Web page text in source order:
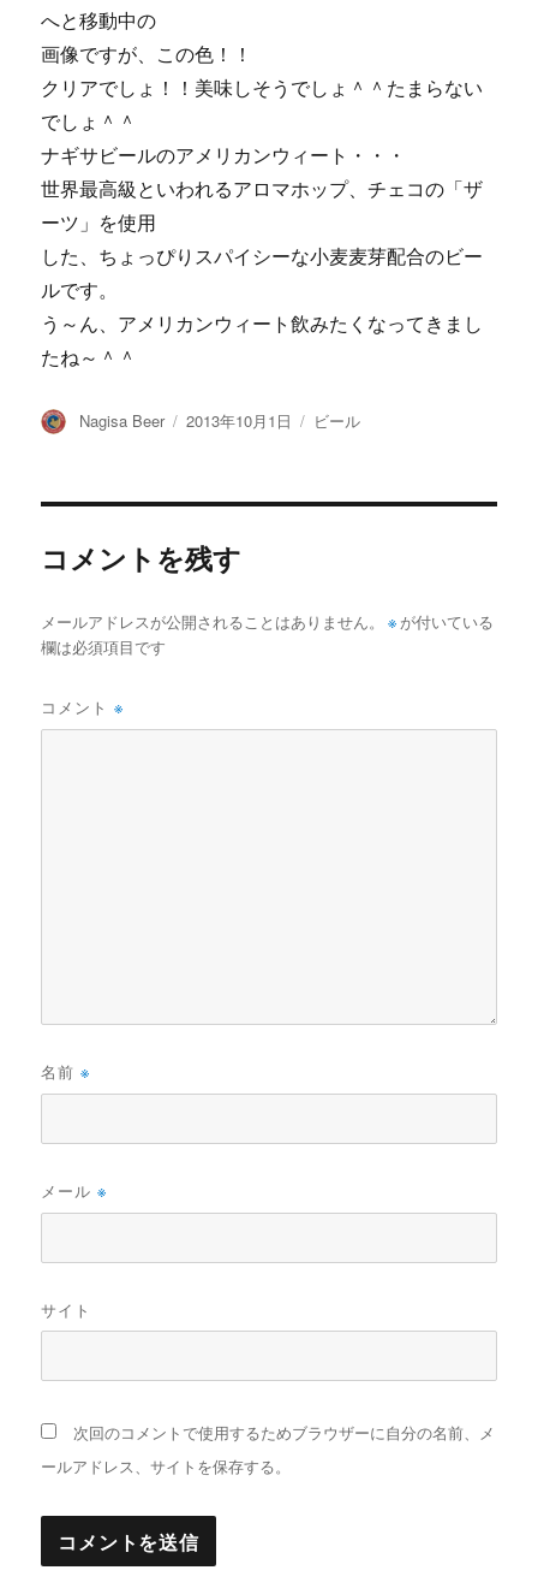
へと移動中の
画像ですが、この色！！
クリアでしょ！！美味しそうでしょ＾＾たまらない
でしょ＾＾
ナギサビールのアメリカンウィート・・・
世界最高級といわれるアロマホップ、チェコの「ザ
ーツ」を使用
した、ちょっぴりスパイシーな小麦麦芽配合のビー
ルです。
う～ん、アメリカンウィート飲みたくなってきまし
たね～＾＾
投
Nagisa Beer
投
2013年10月1日
カ
ビール
コメントを残す
メールアドレスが公開されることはありません。 ※ が付いている
欄は必須項目です
コメント※
名前※
メール※
サイト
次回のコメントで使用するためブラウザーに自分の名前、メ
ールアドレス、サイトを保存する。